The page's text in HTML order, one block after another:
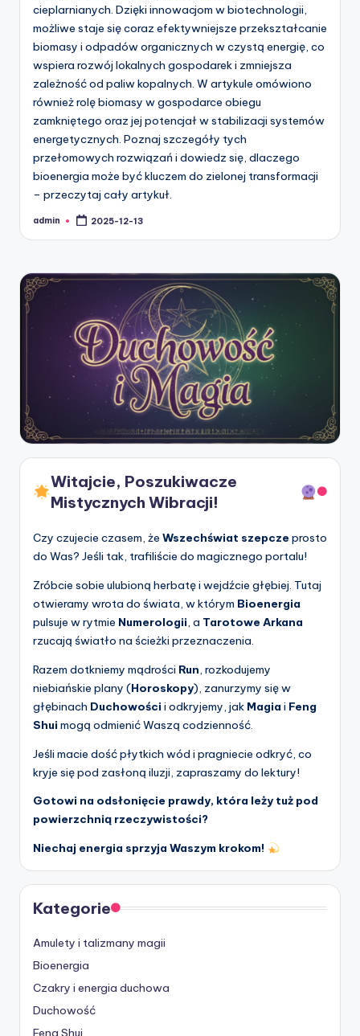
cieplarnianych. Dzięki innowacjom w biotechnologii,
możliwe staje się coraz efektywniejsze przekształcanie
biomasy i odpadów organicznych w czystą energię, co
wspiera rozwój lokalnych gospodarek i zmniejsza
zależność od paliw kopalnych. W artykule omówiono
również rolę biomasy w gospodarce obiegu
zamkniętego oraz jej potencjał w stabilizacji systemów
energetycznych. Poznaj szczegóły tych
przełomowych rozwiązań i dowiedz się, dlaczego
bioenergia może być kluczem do zielonej transformacji
– przeczytaj cały artykuł.
Posted
admin 2025-12-13
Witajcie, Poszukiwacze
Mistycznych Wibracji!
Czy czujecie czasem, że Wszechświat szepcze prosto
do Was? Jeśli tak, trafiliście do magicznego portalu!
Zróbcie sobie ulubioną herbatę i wejdźcie głębiej. Tutaj
otwieramy wrota do świata, w którym Bioenergia
pulsuje w rytmie Numerologii, a Tarotowe Arkana
rzucają światło na ścieżki przeznaczenia.
Razem dotkniemy mądrości Run, rozkodujemy
niebiańskie plany (Horoskopy), zanurzymy się w
głębinach Duchowości i odkryjemy, jak Magia i Feng
Shui mogą odmienić Waszą codzienność.
Jeśli macie dość płytkich wód i pragniecie odkryć, co
kryje się pod zasłoną iluzji, zapraszamy do lektury!
Gotowi na odsłonięcie prawdy, która leży tuż pod
powierzchnią rzeczywistości?
Niechaj energia sprzyja Waszym krokom!
Kategorie
Amulety i talizmany magii
Bioenergia
Czakry i energia duchowa
Duchowość
Feng Shui